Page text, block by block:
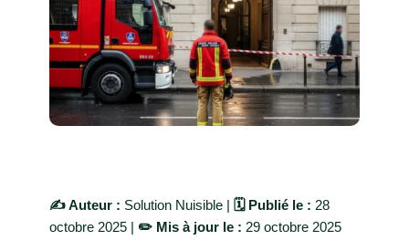
✍️ Auteur : Solution Nuisible | 🗓️ Publié le : 28
octobre 2025 | ✏️ Mis à jour le : 29 octobre 2025